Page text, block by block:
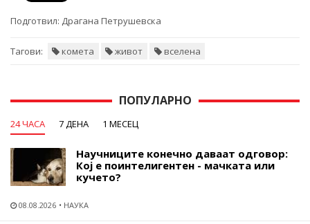
Подготвил: Драгана Петрушевска
Тагови: комета живот вселена
ПОПУЛАРНО
24 ЧАСА 7 ДЕНА 1 МЕСЕЦ
Научниците конечно даваат одговор:
Кој е поинтелигентен - мачката или
кучето?
08.08.2026 НАУКА